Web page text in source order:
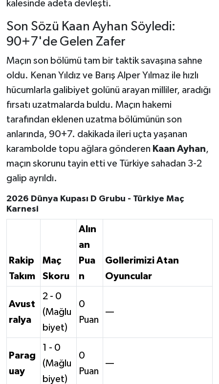
kalesinde adeta devleşti.
Son Sözü Kaan Ayhan Söyledi:
90+7'de Gelen Zafer
Maçın son bölümü tam bir taktik savaşına sahne
oldu. Kenan Yıldız ve Barış Alper Yılmaz ile hızlı
hücumlarla galibiyet golünü arayan milliler, aradığı
fırsatı uzatmalarda buldu. Maçın hakemi
tarafından eklenen uzatma bölümünün son
anlarında, 90+7. dakikada ileri uçta yaşanan
karambolde topu ağlara gönderen Kaan Ayhan,
maçın skorunu tayin etti ve Türkiye sahadan 3-2
galip ayrıldı.
2026 Dünya Kupası D Grubu - Türkiye Maç
Karnesi
Rakip
Takım
Maç
Skoru
Alın
an
Pua
n
Gollerimizi Atan
Oyuncular
Avust
ralya
2 - 0
(Mağlu
biyet)
0
Puan
—
Parag
uay
1 - 0
(Mağlu
biyet)
0
Puan
—